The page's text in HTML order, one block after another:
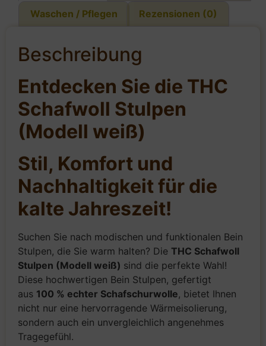
Waschen / Pflegen Rezensionen (0)
Beschreibung
Entdecken Sie die THC
Schafwoll Stulpen
(Modell weiß)
Stil, Komfort und
Nachhaltigkeit für die
kalte Jahreszeit!
Suchen Sie nach modischen und funktionalen Bein
Stulpen, die Sie warm halten? Die THC Schafwoll
Stulpen (Modell weiß) sind die perfekte Wahl!
Diese hochwertigen Bein Stulpen, gefertigt
aus 100 % echter Schafschurwolle, bietet Ihnen
nicht nur eine hervorragende Wärmeisolierung,
sondern auch ein unvergleichlich angenehmes
Tragegefühl.